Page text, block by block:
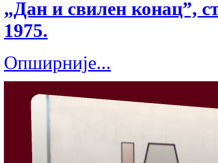
„Дан и свилен конац”,
1975.
Опширније...